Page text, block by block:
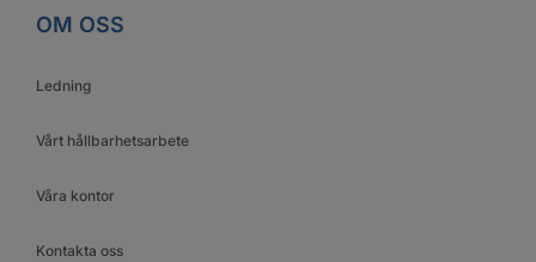
OM OSS
Ledning
Vårt hållbarhetsarbete
Våra kontor
Kontakta oss